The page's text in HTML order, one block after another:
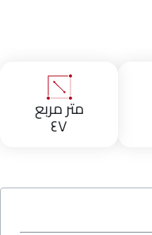
متر مربع
٤٧